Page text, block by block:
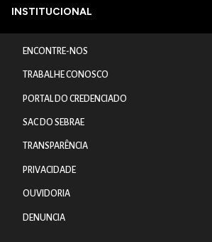
INSTITUCIONAL
ENCONTRE-NOS
TRABALHE CONOSCO
PORTAL DO CREDENCIADO
SAC DO SEBRAE
TRANSPARÊNCIA
PRIVACIDADE
OUVIDORIA
DENUNCIA